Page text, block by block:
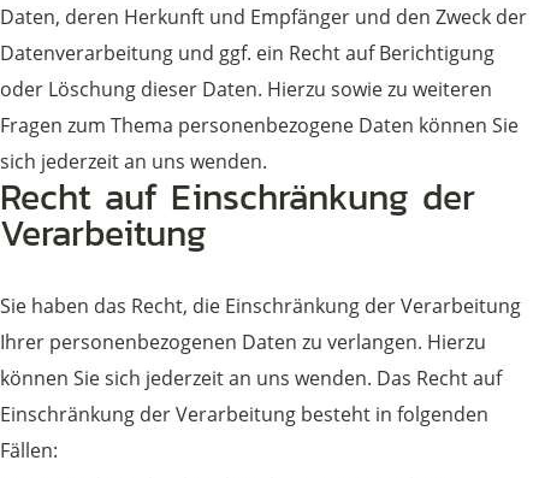
Daten, deren Herkunft und Empfänger und den Zweck der
Datenverarbeitung und ggf. ein Recht auf Berichtigung
oder Löschung dieser Daten. Hierzu sowie zu weiteren
Fragen zum Thema personenbezogene Daten können Sie
sich jederzeit an uns wenden.
Recht auf Einschränkung der
Verarbeitung
Sie haben das Recht, die Einschränkung der Verarbeitung
Ihrer personenbezogenen Daten zu verlangen. Hierzu
können Sie sich jederzeit an uns wenden. Das Recht auf
Einschränkung der Verarbeitung besteht in folgenden
Fällen: